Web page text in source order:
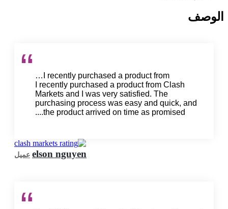
الوصف
I recently purchased a product from…
I recently purchased a product from Clash
Markets and I was very satisfied. The
purchasing process was easy and quick, and
the product arrived on time as promised....
elson nguyen عميل